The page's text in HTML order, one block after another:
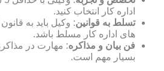
اداره کار انتخاب کنید.
تسلط به قوانین: وکیل باید به
های اداره کار مسلط باشد.
فن بیان و مذاکره: مهارت در
بسیار مهم است.